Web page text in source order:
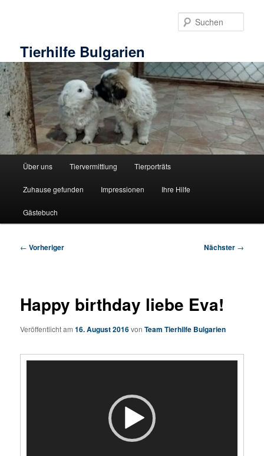
Tierhilfe Bulgarien
HauptmenüÜber uns Tiervermittlung Tierporträts
Zuhause gefunden Impressionen Ihre Hilfe
Gästebuch
Beitragsnavigation
← Vorheriger Nächster →
Happy birthday liebe Eva!
Veröffentlicht am16. August 2016vonTeam Tierhilfe Bulgarien